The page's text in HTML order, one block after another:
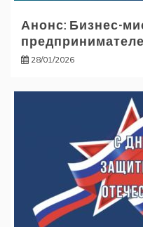
Анонс: Бизнес-
28/01/2026